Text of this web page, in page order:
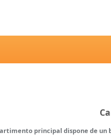
principal dispone de